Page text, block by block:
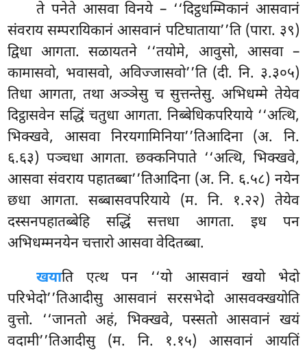
ते पनेते आसवा विनये – ‘‘दिट्ठधम्मिकानं आसवानं
संवराय सम्परायिकानं आसवानं पटिघाताया’’ति (पारा. ३९)
द्विधा आगता. सळायतने ‘‘तयोमे, आवुसो, आसवा –
कामासवो, भवासवो, अविज्जासवो’’ति (दी. नि. ३.३०५)
तिधा आगता, तथा अञ्ञेसु च सुत्तन्तेसु. अभिधम्मे तेयेव
दिट्ठासवेन सद्धिं चतुधा आगता. निब्बेधिकपरियाये ‘‘अत्थि,
भिक्खवे, आसवा निरयगामिनिया’’तिआदिना (अ. नि.
६.६३) पञ्चधा आगता. छक्कनिपाते ‘‘अत्थि, भिक्खवे,
आसवा संवराय पहातब्बा’’तिआदिना (अ. नि. ६.५८) नयेन
छधा आगता. सब्बासवपरियाये (म. नि. १.२२) तेयेव
दस्सनपहातब्बेहि सद्धिं सत्तधा आगता. इध पन
अभिधम्मनयेन चत्तारो आसवा वेदितब्बा.
खयाति एत्थ पन ‘‘यो आसवानं खयो भेदो
परिभेदो’’तिआदीसु आसवानं सरसभेदो आसवक्खयोति
वुत्तो. ‘‘जानतो अहं, भिक्खवे, पस्सतो आसवानं खयं
वदामी’’तिआदीसु (म. नि. १.१५) आसवानं आयतिं